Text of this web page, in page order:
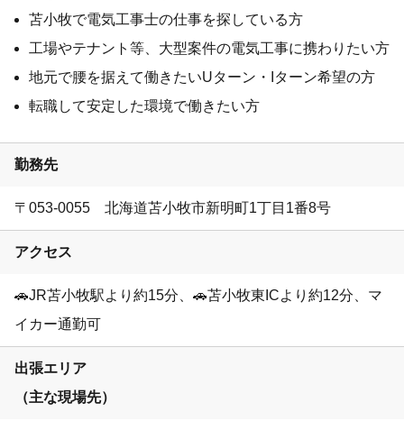
苫小牧で電気工事士の仕事を探している方
工場やテナント等、大型案件の電気工事に携わりたい方
地元で腰を据えて働きたいUターン・Iターン希望の方
転職して安定した環境で働きたい方
勤務先
〒053-0055 北海道苫小牧市新明町1丁目1番8号
アクセス
🚗JR苫小牧駅より約15分、🚗苫小牧東ICより約12分、マ
イカー通勤可
出張エリア
（主な現場先）